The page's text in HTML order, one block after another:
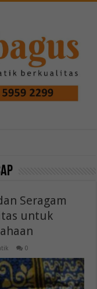
Seragam
untuk
0